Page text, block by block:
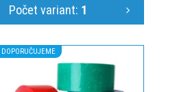
Počet variant: 1
DOPORUČUJEME